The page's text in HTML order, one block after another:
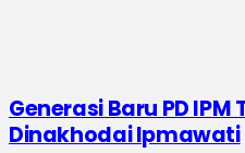
Generasi Baru PD
Dinakhodai Ipmawati